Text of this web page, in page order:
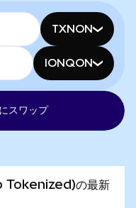
TXNON
IONQON
スワップ
の最新